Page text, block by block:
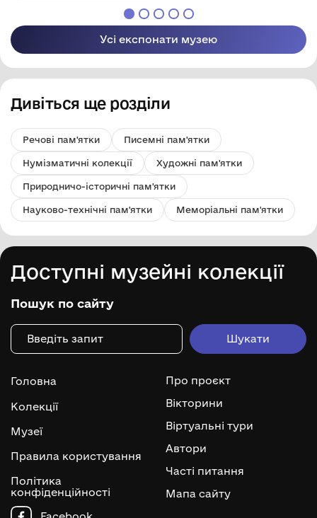
Усі експонати музею
Дивіться ще розділи
Речові пам'ятки Писемні пам'ятки
Нумізматичні колекції Художні пам'ятки
Природничо-історичні пам'ятки
Науково-технічні пам'ятки Меморіальні пам'ятки
Доступні музейні колекції
Пошук по сайту
Головна
Колекції
Музеї
Правила користування
Політика
конфіденційності
Про проєкт
Вікторини
Віртуальні тури
Автори
Часті питання
Мапа сайту